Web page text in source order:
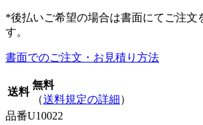
*後払いご希望の場合は書面にてご注文
す。
書面でのご注文・お見積り方法
送料
無料
（送料規定の詳細）
品番U10022